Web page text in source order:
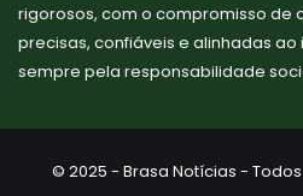
rigorosos, com o compromisso de
precisas, confiáveis e alinhadas
sempre pela responsabilidade
© 2025 - Brasa Notícias -